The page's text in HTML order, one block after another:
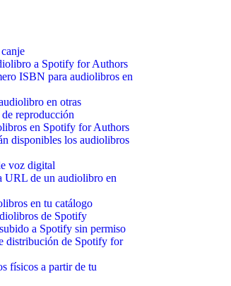
a Spotify for Authors
ISBN para audiolibros en
en otras
reproducción
en Spotify for Authors
disponibles los audiolibros
voz digital
URL de un audiolibro en
en tu catálogo
de Spotify
a Spotify sin permiso
distribución de Spotify for
físicos a partir de tu